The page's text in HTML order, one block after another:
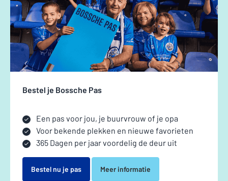
Bestel je Bossche Pas
Een pas voor jou, je buurvrouw of je opa
Voor bekende plekken en nieuwe favorieten
365 Dagen per jaar voordelig de deur uit
Bestel nu je pas Meer informatie